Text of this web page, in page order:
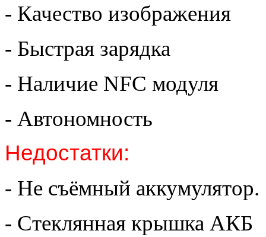
- Качество изображения
- Быстрая зарядка
- Наличие NFC модуля
- Автономность
Недостатки:
- Не съёмный аккумулятор.
- Стеклянная крышка АКБ